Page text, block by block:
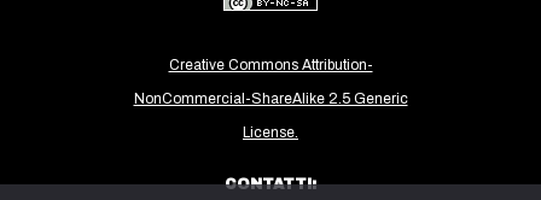
Creative Commons Attribution-
NonCommercial-ShareAlike 2.5 Generic
License.
CONTATTI: